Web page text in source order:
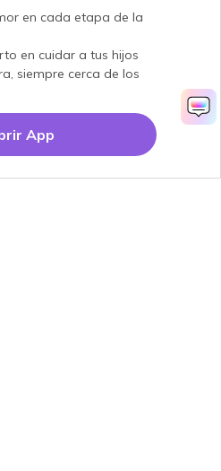
en cada etapa de la
en cuidar a tus hijos
siempre cerca de los
App